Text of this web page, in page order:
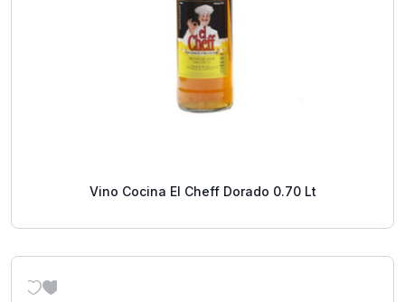
Vino Cocina El Cheff Dorado 0.70 Lt